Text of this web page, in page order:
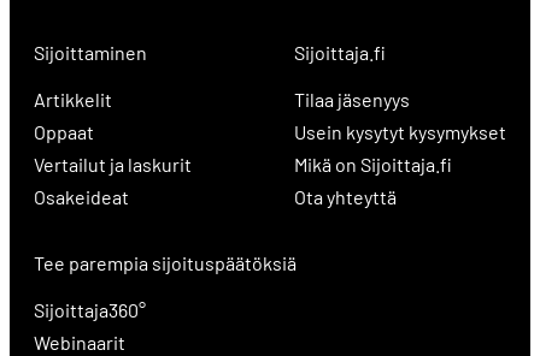
Sijoittaminen
Artikkelit
Oppaat
Vertailut ja laskurit
Osakeideat
Sijoittaja.fi
Tilaa jäsenyys
Usein kysytyt kysymykset
Mikä on Sijoittaja.fi
Ota yhteyttä
Tee parempia sijoituspäätöksiä
Sijoittaja360°
Webinaarit